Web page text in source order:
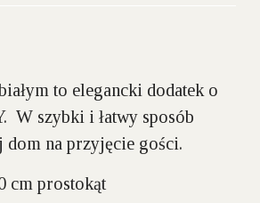
to elegancki dodatek o
W szybki i łatwy sposób
dom na przyjęcie gości.
cm prostokąt